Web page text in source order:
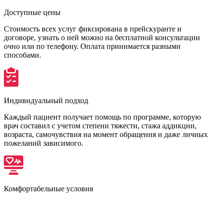
Доступные цены
Стоимость всех услуг фиксирована в прейскуранте и
договоре, узнать о ней можно на бесплатной консультации
очно или по телефону. Оплата принимается разными
способами.
Индивидуальный подход
Каждый пациент получает помощь по программе, которую
врач составил с учетом степени тяжести, стажа аддикции,
возраста, самочувствия на момент обращения и даже личных
пожеланий зависимого.
Комфортабельные условия